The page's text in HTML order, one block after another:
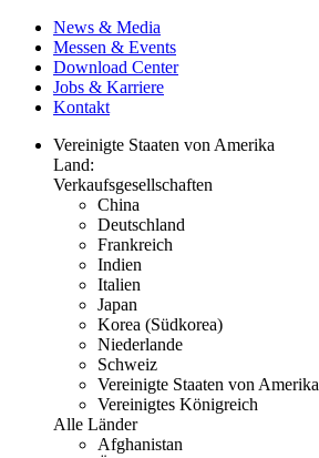
News & Media
Messen & Events
Download Center
Jobs & Karriere
Kontakt
Vereinigte Staaten von Amerika
Land:
Verkaufsgesellschaften
China
Deutschland
Frankreich
Indien
Italien
Japan
Korea (Südkorea)
Niederlande
Schweiz
Vereinigte Staaten von Amerika
Vereinigtes Königreich
Alle Länder
Afghanistan